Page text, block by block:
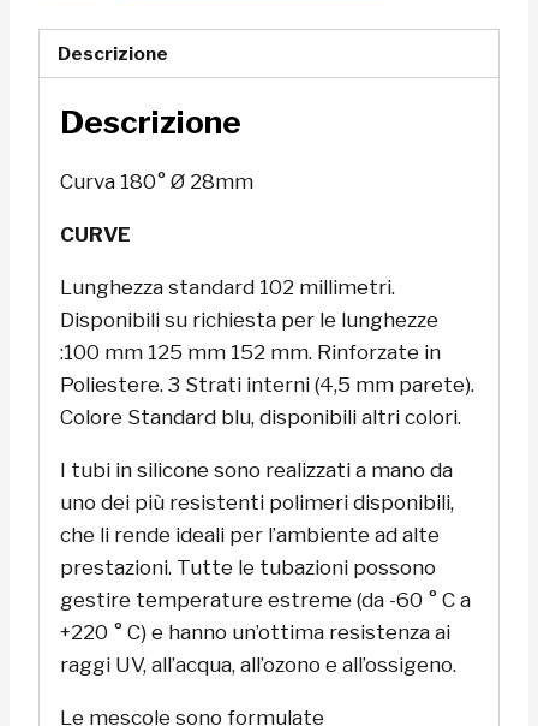
28mm
quantità
Descrizione
Descrizione
Curva 180° Ø 28mm
CURVE
Lunghezza standard 102 millimetri.
Disponibili su richiesta per le lunghezze
:100 mm 125 mm 152 mm. Rinforzate in
Poliestere. 3 Strati interni (4,5 mm parete).
Colore Standard blu, disponibili altri colori.
I tubi in silicone sono realizzati a mano da
uno dei più resistenti polimeri disponibili,
che li rende ideali per l’ambiente ad alte
prestazioni. Tutte le tubazioni possono
gestire temperature estreme (da -60 ° C a
+220 ° C) e hanno un’ottima resistenza ai
raggi UV, all’acqua, all’ozono e all’ossigeno.
Le mescole sono formulate